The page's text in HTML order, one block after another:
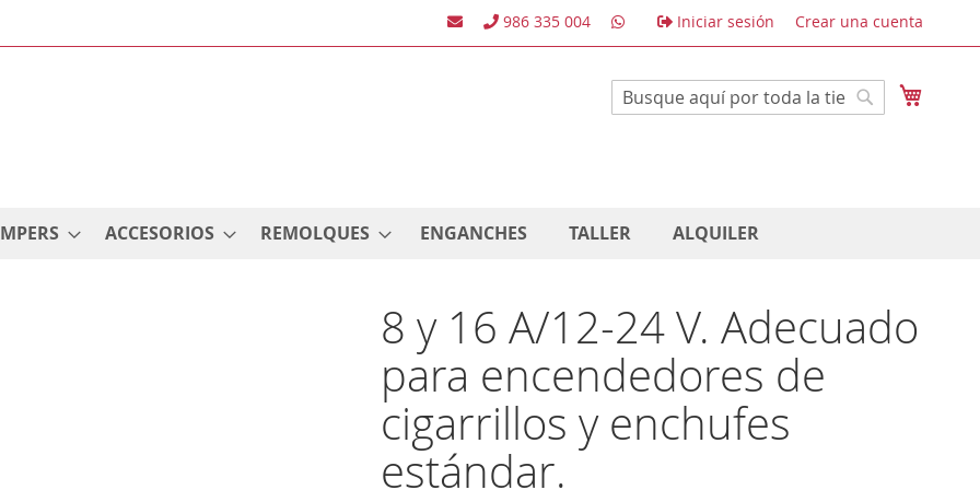
Iniciar sesión Crear una cuenta
986 335 004
Buscar
ACCESORIOS REMOLQUES ENGANCHES TALLER ALQUILER
8 y 16 A/12-24 V. Adecuado
para encendedores de
cigarrillos y enchufes
estándar.